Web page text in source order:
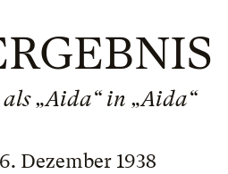
„Aida“ in „Aida“
Dezember 1938